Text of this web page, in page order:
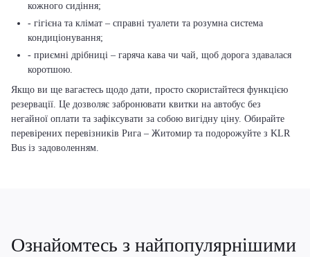
кожного сидіння;
- гігієна та клімат – справні туалети та розумна система
кондиціонування;
- приємні дрібниці – гаряча кава чи чай, щоб дорога здавалася
коротшою.
Якщо ви ще вагаєтесь щодо дати, просто скористайтеся функцією
резервації. Це дозволяє забронювати квитки на автобус без
негайної оплати та зафіксувати за собою вигідну ціну. Обирайте
перевірених перевізників Рига – Житомир та подорожуйте з KLR
Bus із задоволенням.
Ознайомтесь з найпопулярнішими